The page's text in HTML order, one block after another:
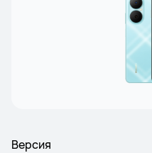
Версия